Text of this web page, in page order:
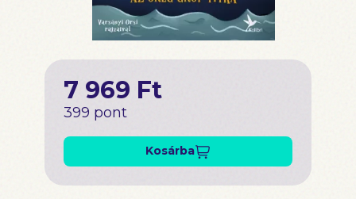
7 969 Ft
399 pont
Kosárba